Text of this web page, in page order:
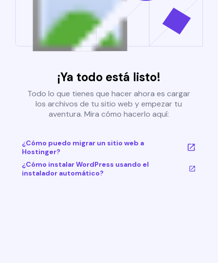
¡Ya todo está listo!
Todo lo que tienes que hacer ahora es cargar
los archivos de tu sitio web y empezar tu
aventura. Mira cómo hacerlo aquí:
¿Cómo puedo migrar un sitio web a
Hostinger?
¿Cómo instalar WordPress usando el
instalador automático?